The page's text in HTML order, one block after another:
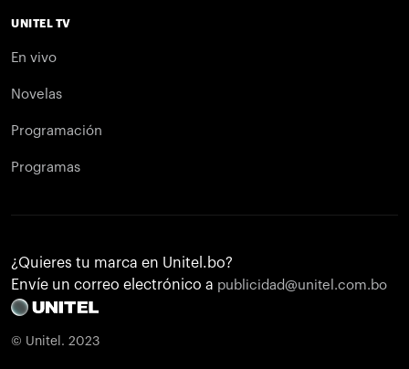
UNITEL TV
En vivo
Novelas
Programación
Programas
¿Quieres tu marca en Unitel.bo?
Envíe un correo electrónico a publicidad@unitel.com.bo
© Unitel. 2023